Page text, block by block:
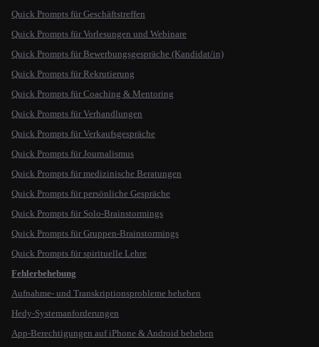
Quick Prompts für Geschäftstreffen
Quick Prompts für Vorlesungen und Webinare
Quick Prompts für Bewerbungsgespräche (Kandidat/in)
Quick Prompts für Rekrutierung
Quick Prompts für Coaching & Mentoring
Quick Prompts für Verhandlungen
Quick Prompts für Verkaufsgespräche
Quick Prompts für Journalismus
Quick Prompts für medizinische Beratungen
Quick Prompts für persönliche Gespräche
Quick Prompts für Solo-Brainstormings
Quick Prompts für Gruppen-Brainstormings
Quick Prompts für spirituelle Lehre
Fehlerbehebung
Aufnahme- und Transkriptionsprobleme beheben
Hedy-Systemanforderungen
App-Berechtigungen auf iPhone & Android beheben